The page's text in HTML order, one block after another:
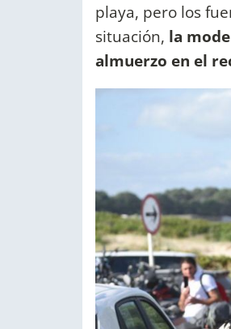
playa, pero los
situación, la
almuerzo en el